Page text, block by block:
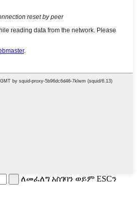
ለመፈለግ አስገባን ወይም ESCን